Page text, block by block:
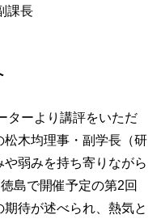
課長
ーより講評をいただ
木均理事・副学長（研
弱みを持ち寄りながら
島で開催予定の第2回
待が述べられ、熱気と